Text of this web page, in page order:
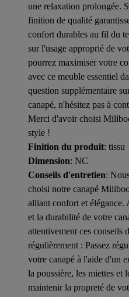
une relaxation prolongée.
finition de qualité
confort durables au fil du
sur l'usage approprié de
pourrez maximiser votre
avec ce meuble essentiel
question supplémentaire
canapé, n'hésitez pas à
Merci d'avoir choisi
style !
Finition du produit: tissu
Dimension: NC
Conseils d'entretien:
choisi notre canapé
alliant confort et élégance.
et la durabilité de votre
attentivement ces conseils
régulièrement : Passez
votre canapé à l'aide d'un
la poussière, les miettes et
maintenir la propreté de